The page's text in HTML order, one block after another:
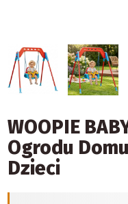
WOOPIE
Ogrodu
Dzieci